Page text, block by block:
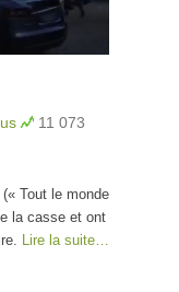
11 073
(« Tout le monde
la casse et ont
Lire la suite…